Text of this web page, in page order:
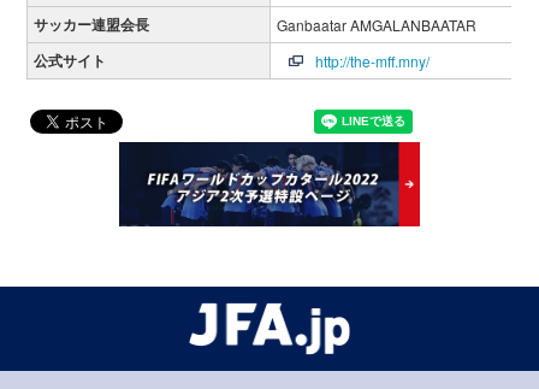
サッカー連盟会長 Ganbaatar AMGALANBAATAR
公式サイト http://the-mff.mny/